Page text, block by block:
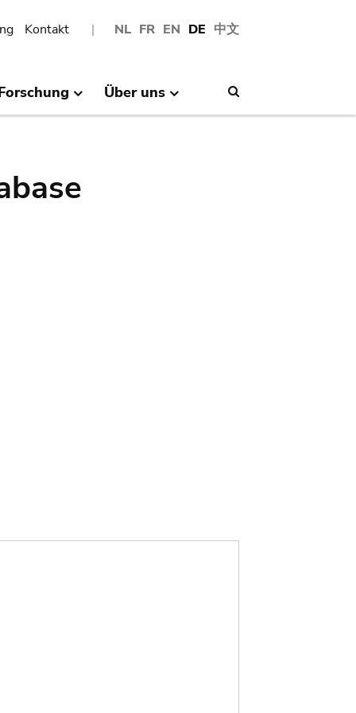
NL FR EN DE 中文
Kontakt
Über uns